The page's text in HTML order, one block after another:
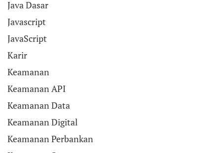
Java Dasar
Javascript
JavaScript
Karir
Keamanan
Keamanan API
Keamanan Data
Keamanan Digital
Keamanan Perbankan